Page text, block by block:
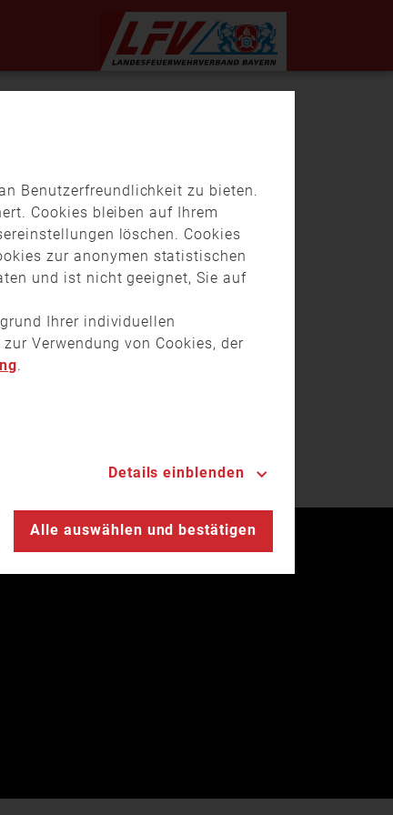
Benutzerfreundlichkeit zu bieten.
Cookies bleiben auf Ihrem
löschen. Cookies
zur anonymen statistischen
und ist nicht geeignet, Sie auf
Ihrer individuellen
Verwendung von Cookies, der
.
Details einblenden
Alle auswählen und bestätigen